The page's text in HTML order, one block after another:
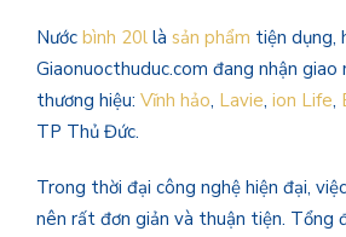
Nước bình 20l là sản phẩm tiện dụng,
Giaonuocthuduc.com đang nhận giao
thương hiệu: Vĩnh hảo, Lavie, ion Life,
TP Thủ Đức.
Trong thời đại công nghệ hiện đại,
nên rất đơn giản và thuận tiện. Tổng